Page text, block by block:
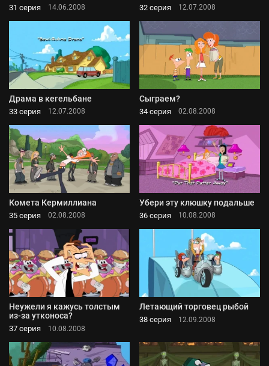
31 серия 14.06.2008 32 серия 12.07.2008
Драма в кегельбане
33 серия 12.07.2008
Сыграем?
34 серия 02.08.2008
Комета Кермиллиана
35 серия 02.08.2008
Убери эту клюшку подальше
36 серия 10.08.2008
Неужели я кажусь толстым
из-за утконоса?
37 серия 10.08.2008
Летающий торговец рыбой
38 серия 12.09.2008